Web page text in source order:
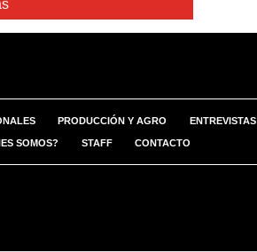
PRODUCCIÓN Y AGRO ENTREVISTAS
SOMOS? STAFF CONTACTO